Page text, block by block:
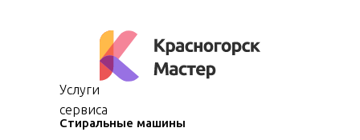
Услуги
сервиса
Стиральные машины